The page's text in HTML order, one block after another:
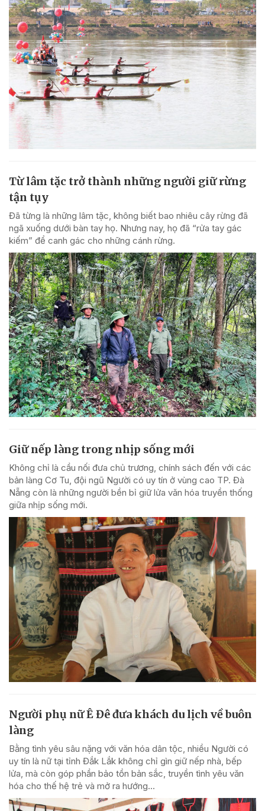
Từ lâm tặc trở thành những người giữ rừng
tận tụy
Đã từng là những lâm tặc, không biết bao nhiêu cây rừng đã
ngã xuống dưới bàn tay họ. Nhưng nay, họ đã “rửa tay gác
kiếm” để canh gác cho những cánh rừng.
Giữ nếp làng trong nhịp sống mới
Không chỉ là cầu nối đưa chủ trương, chính sách đến với các
bản làng Cơ Tu, đội ngũ Người có uy tín ở vùng cao TP. Đà
Nẵng còn là những người bền bỉ giữ lửa văn hóa truyền thống
giữa nhịp sống mới.
Người phụ nữ Ê Đê đưa khách du lịch về buôn
làng
Bằng tình yêu sâu nặng với văn hóa dân tộc, nhiều Người có
uy tín là nữ tại tỉnh Đắk Lắk không chỉ gìn giữ nếp nhà, bếp
lửa, mà còn góp phần bảo tồn bản sắc, truyền tình yêu văn
hóa cho thế hệ trẻ và mở ra hướng...